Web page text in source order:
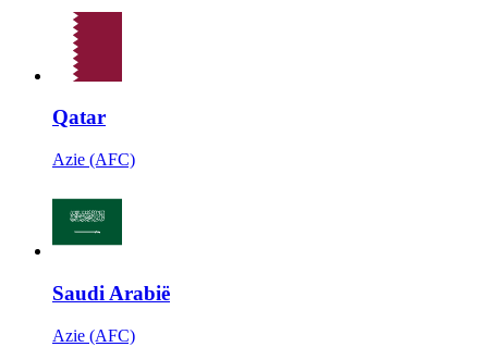
Qatar
Azie (AFC)
Saudi Arabië
Azie (AFC)